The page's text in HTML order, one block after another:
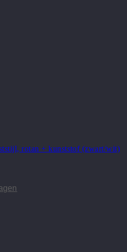
rotan + kunststof (zwart/wit)